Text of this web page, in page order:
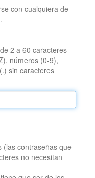
con cualquiera de
.
2 a 60 caracteres
números (0-9),
sin caracteres
(las contraseñas que
no necesitan